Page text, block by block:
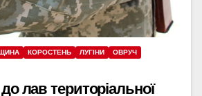
КОРОСТЕНЬ ЛУГІНИ
ОВРУЧ
лав територіальної